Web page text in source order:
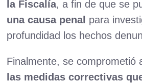
la Fiscalía, a fin de que se
una causa penal para
profundidad los hechos
Finalmente, se comprometió
las medidas correctivas